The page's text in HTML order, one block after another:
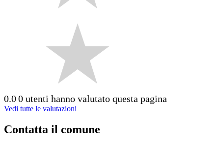
0.00 utenti hanno valutato questa pagina
Vedi tutte le valutazioni
Contatta il comune